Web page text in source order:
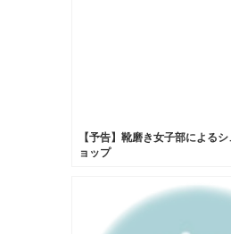
【予告】靴磨き女子部による
ョップ